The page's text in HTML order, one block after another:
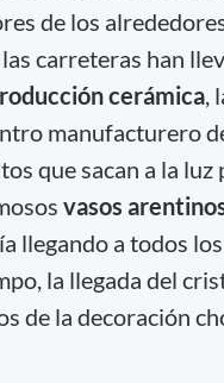
de los
carreteras han
cerámica,
manufacturero
que sacan a la
vasos
llegando a todos
la llegada del
de la decoración